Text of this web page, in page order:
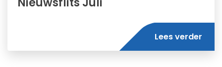
Lees verder